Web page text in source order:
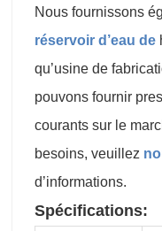
Nous fournissons
réservoir d’eau de
qu’usine de
pouvons fournir
courants sur le
besoins, veuillez
d’informations.
Spécifications: